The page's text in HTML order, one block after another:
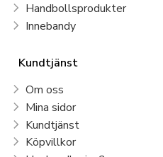
Handbollsprodukter
Innebandy
Kundtjänst
Om oss
Mina sidor
Kundtjänst
Köpvillkor